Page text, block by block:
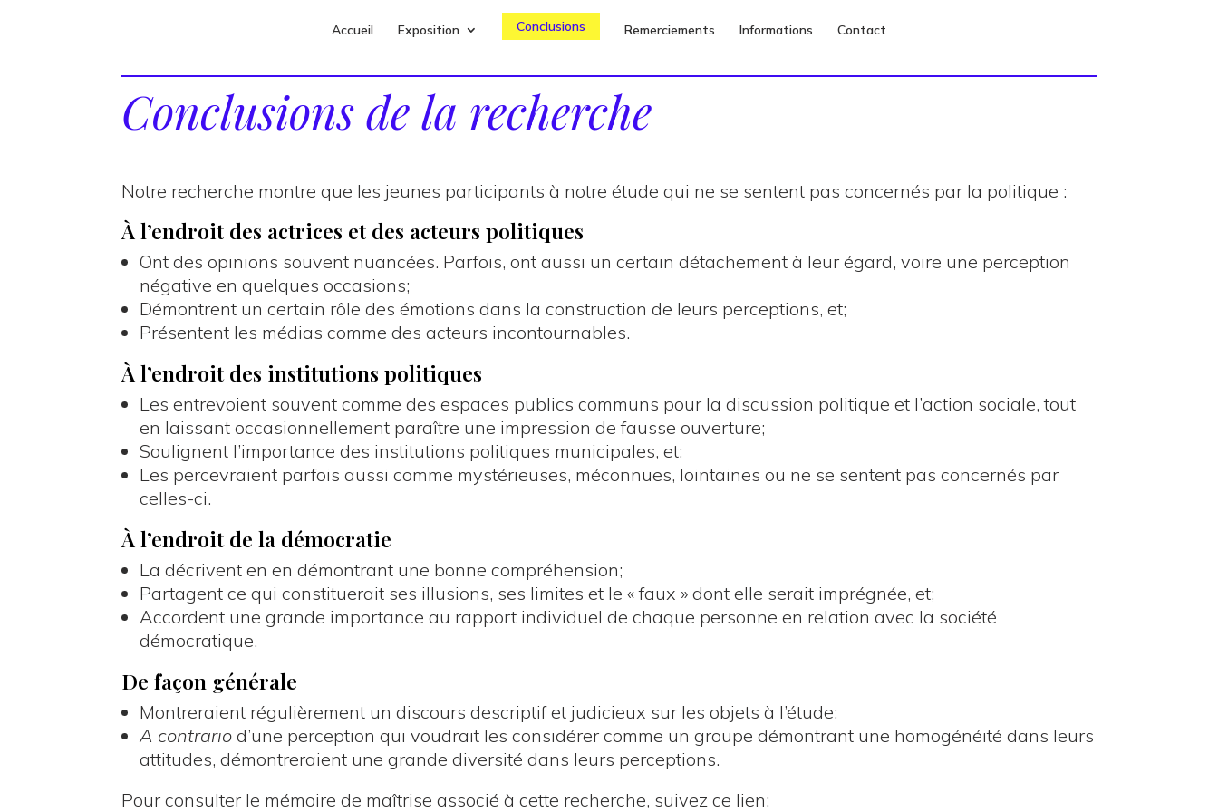
Accueil Exposition Conclusions Remerciements Informations Contact
Conclusions de la recherche
Notre recherche montre que les jeunes participants à notre étude qui ne se sentent pas concernés par la politique :
À l’endroit des actrices et des acteurs politiques
Ont des opinions souvent nuancées. Parfois, ont aussi un certain détachement à leur égard, voire une perception
négative en quelques occasions;
Démontrent un certain rôle des émotions dans la construction de leurs perceptions, et;
Présentent les médias comme des acteurs incontournables.
À l’endroit des institutions politiques
Les entrevoient souvent comme des espaces publics communs pour la discussion politique et l’action sociale, tout
en laissant occasionnellement paraître une impression de fausse ouverture;
Soulignent l’importance des institutions politiques municipales, et;
Les percevraient parfois aussi comme mystérieuses, méconnues, lointaines ou ne se sentent pas concernés par
celles-ci.
À l’endroit de la démocratie
La décrivent en en démontrant une bonne compréhension;
Partagent ce qui constituerait ses illusions, ses limites et le « faux » dont elle serait imprégnée, et;
Accordent une grande importance au rapport individuel de chaque personne en relation avec la société
démocratique.
De façon générale
Montreraient régulièrement un discours descriptif et judicieux sur les objets à l’étude;
A contrario d’une perception qui voudrait les considérer comme un groupe démontrant une homogénéité dans leurs
attitudes, démontreraient une grande diversité dans leurs perceptions.
​Pour consulter le mémoire de maîtrise associé à cette recherche, suivez ce lien: